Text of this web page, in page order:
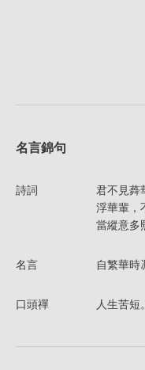
名言錦句
詩詞
君不見蕣
浮華輩，
當縱意多
名言 自繁華時
口頭禪 人生苦短。